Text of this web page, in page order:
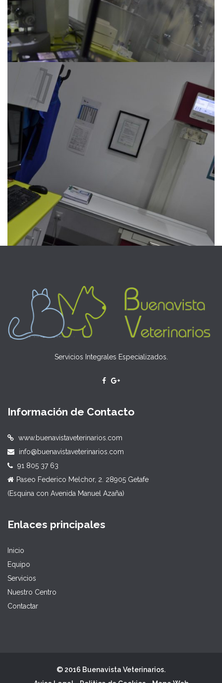
Servicios Integrales Especializados.
Información de Contacto
www.buenavistaveterinarios.com
info@buenavistaveterinarios.com
91 805 37 63
Paseo Federico Melchor, 2. 28905 Getafe
(Esquina con Avenida Manuel Azaña)
Enlaces principales
Inicio
Equipo
Servicios
Nuestro Centro
Contactar
© 2016 Buenavista Veterinarios.